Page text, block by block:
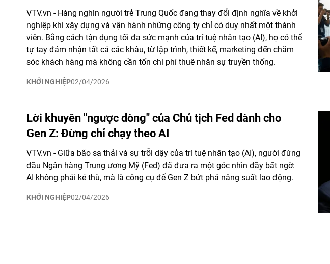
KHỞI NGHIỆP02/04/2026
VTV.vn - Hàng nghìn người trẻ Trung Quốc đang thay đổi định nghĩa về khởi
nghiệp khi xây dựng và vận hành những công ty chỉ có duy nhất một thành
viên. Bằng cách tận dụng tối đa sức mạnh của trí tuệ nhân tạo (AI), họ có thể
tự tay đảm nhận tất cả các khâu, từ lập trình, thiết kế, marketing đến chăm
sóc khách hàng mà không cần tốn chi phí thuê nhân sự truyền thống.
Lời khuyên "ngược dòng" của Chủ tịch Fed dành cho
Gen Z: Đừng chỉ chạy theo AI
KHỞI NGHIỆP02/04/2026
VTV.vn - Giữa bão sa thải và sự trỗi dậy của trí tuệ nhân tạo (AI), người đứng
đầu Ngân hàng Trung ương Mỹ (Fed) đã đưa ra một góc nhìn đầy bất ngờ:
AI không phải kẻ thù, mà là công cụ để Gen Z bứt phá năng suất lao động.